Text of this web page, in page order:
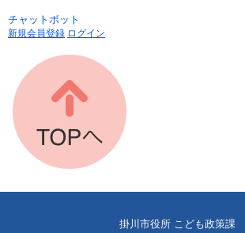
チャットボット
新規会員登録 ログイン
掛川市役所 こども政策課